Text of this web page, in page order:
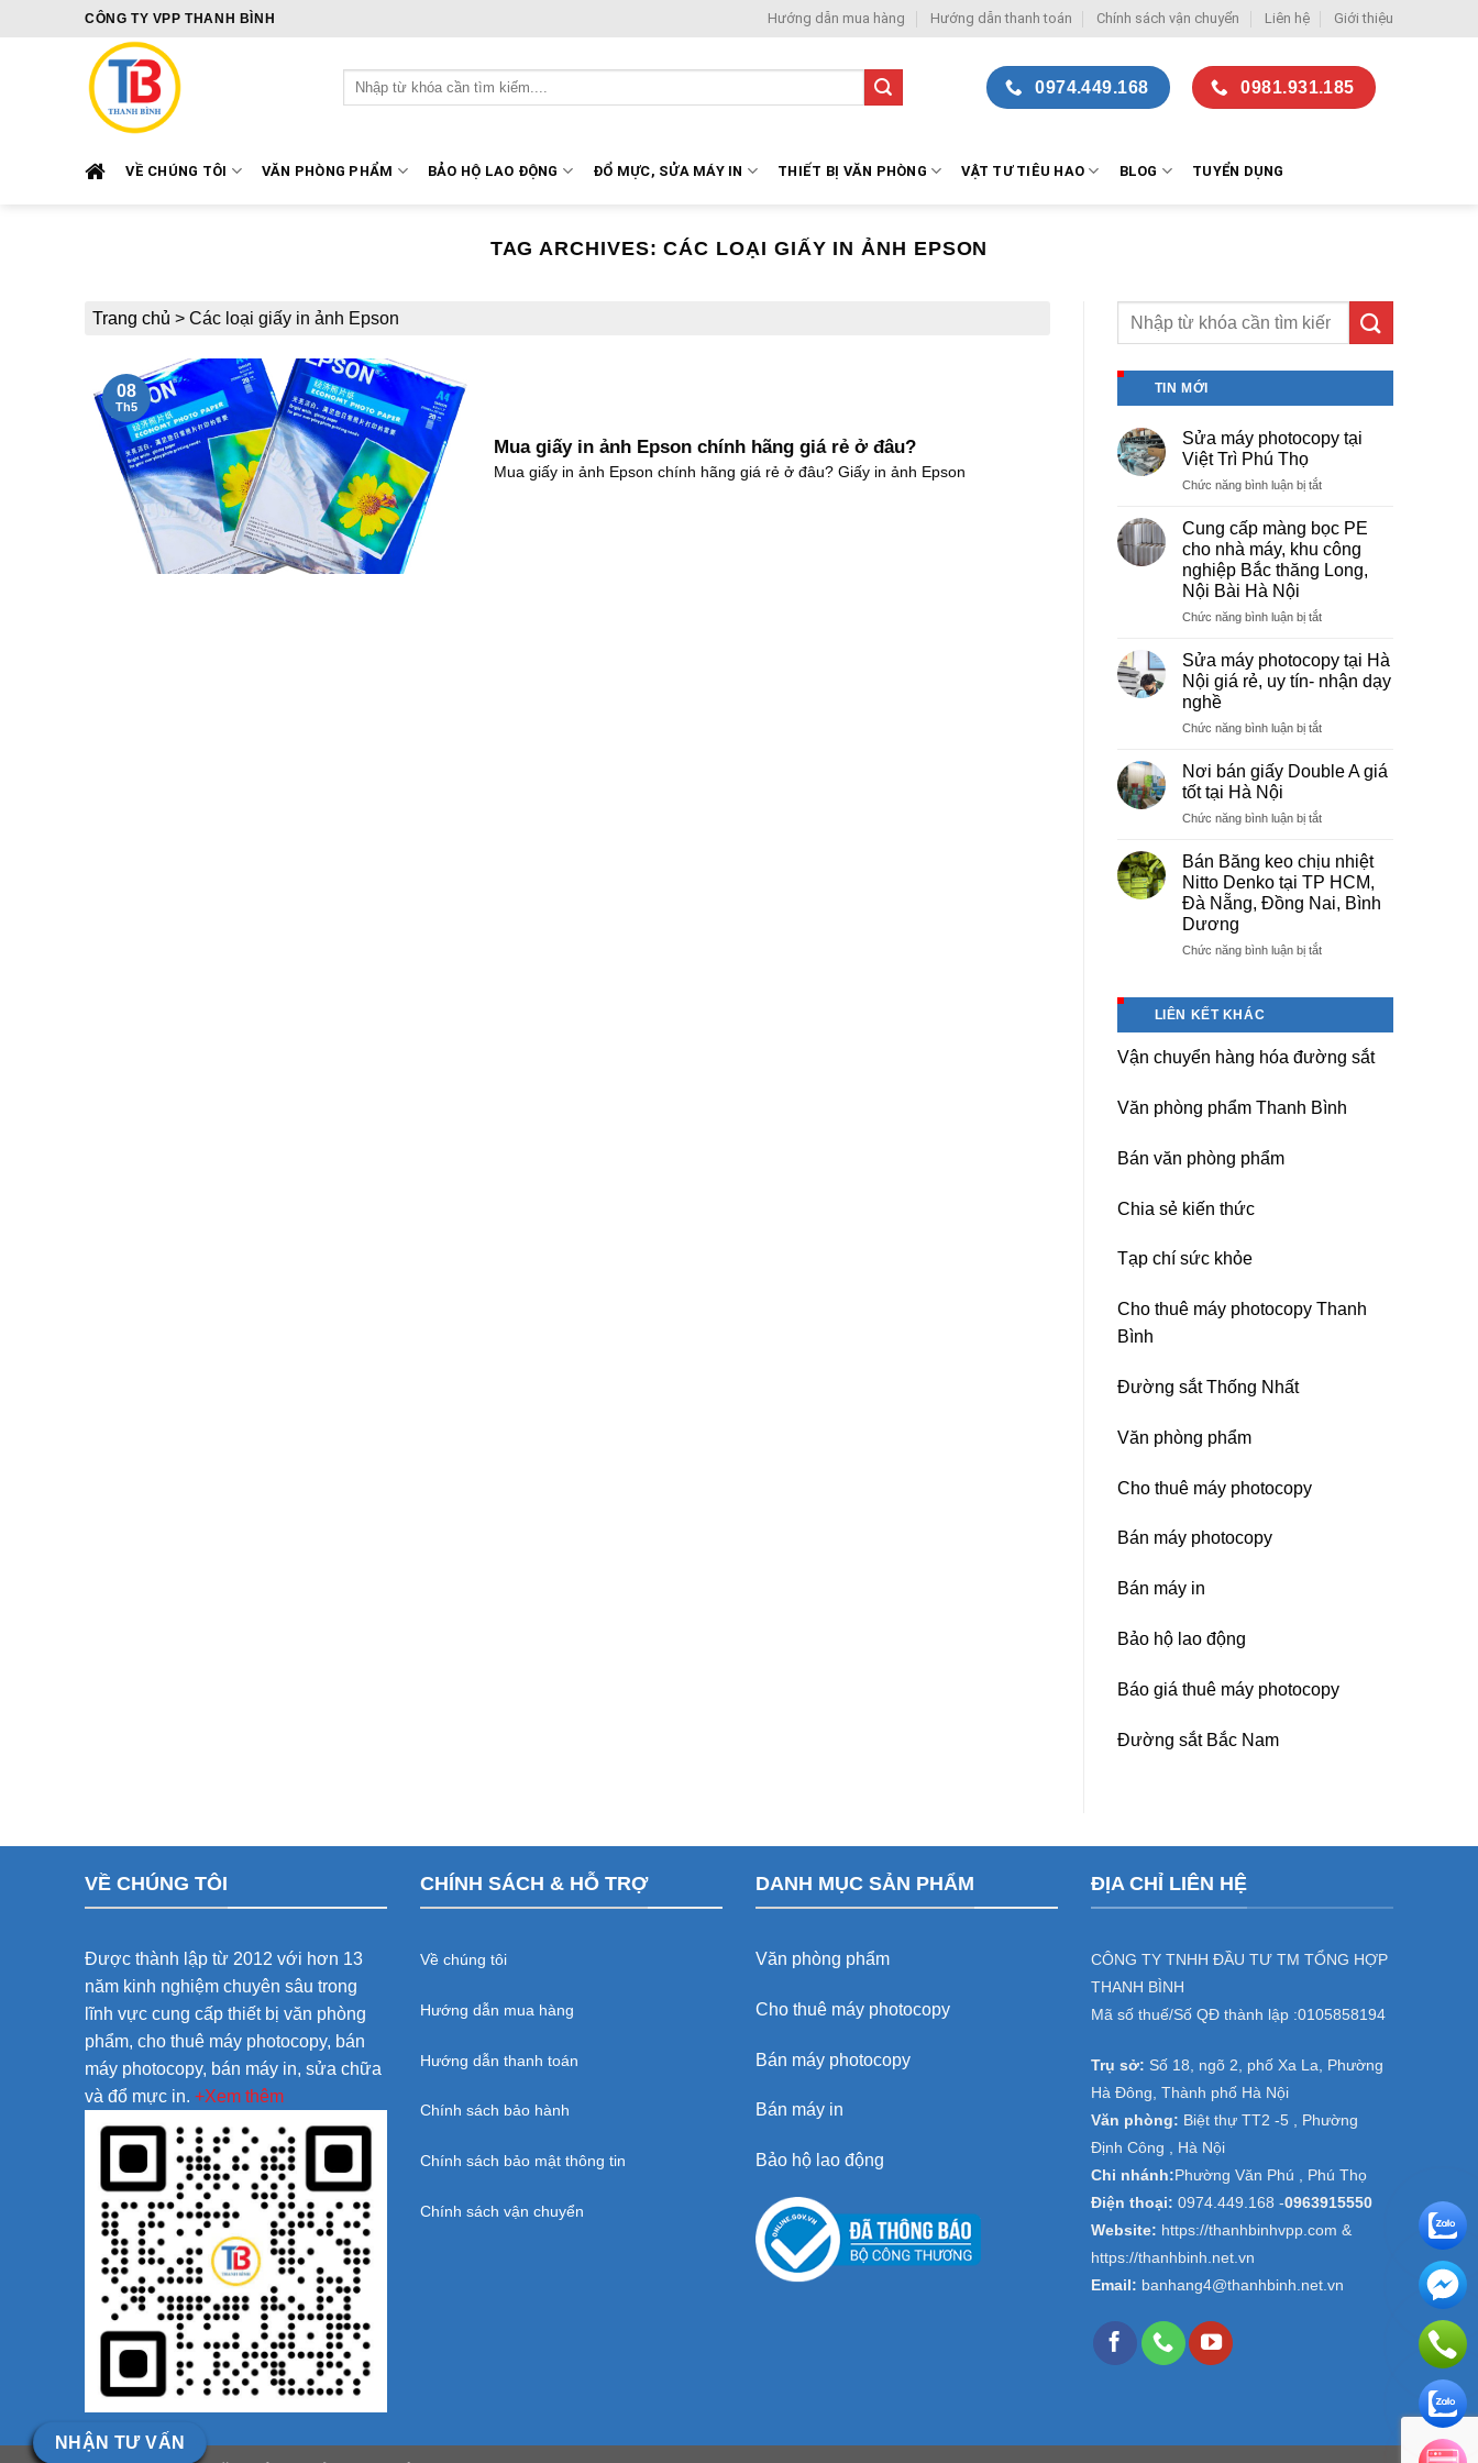
CÔNG TY VPP THANH BÌNH Hướng dẫn mua hàng Hướng dẫn thanh toán Chính sách vận chuyển Liên hệ Giới thiệu
Tìm
kiếm:
0974.449.168 0981.931.185
VỀ CHÚNG TÔI VĂN PHÒNG PHẨM BẢO HỘ LAO ĐỘNG ĐỔ MỰC, SỬA MÁY IN THIẾT BỊ VĂN PHÒNG VẬT TƯ TIÊU HAO BLOG TUYỂN DỤNG
TAG ARCHIVES:CÁC LOẠI GIẤY IN ẢNH EPSON
Trang chủ > Các loại giấy in ảnh Epson
Mua giấy in ảnh Epson chính hãng giá rẻ ở đâu?
Mua giấy in ảnh Epson chính hãng giá rẻ ở đâu? Giấy in ảnh Epson
08
Th5
TIN MỚI
Sửa máy photocopy tại
Việt Trì Phú Thọ
Chức năng bình luận bị tắtở
photocopy
tại
Việt
Phú
Cung cấp màng bọc PE
cho nhà máy, khu công
nghiệp Bắc thăng Long,
Nội Bài Hà Nội
Chức năng bình luận bị tắtở
màng
bọc
cho
máy,
nghiệp
thăng
Long,
Nội
Nội
Sửa máy photocopy tại Hà
Nội giá rẻ, uy tín- nhận dạy
nghề
Chức năng bình luận bị tắtở
máy
photocopy
Hà
giá
rẻ,
uy
tín-
dạy
Nơi bán giấy Double A giá
tốt tại Hà Nội
Chức năng bình luận bị tắtở
giấy
Double
A
tốt
Bán Băng keo chịu nhiệt
Nitto Denko tại TP HCM,
Đà Nẵng, Đồng Nai, Bình
Dương
Chức năng bình luận bị tắtở
Nitto
tại
TP
LIÊN KẾT KHÁC
Vận chuyển hàng hóa đường sắt
Văn phòng phẩm Thanh Bình
Bán văn phòng phẩm
Chia sẻ kiến thức
Tạp chí sức khỏe
Cho thuê máy photocopy Thanh
Bình
Đường sắt Thống Nhất
Văn phòng phẩm
Cho thuê máy photocopy
Bán máy photocopy
Bán máy in
Bảo hộ lao động
Báo giá thuê máy photocopy
Đường sắt Bắc Nam
VỀ CHÚNG TÔI
Được thành lập từ 2012 với hơn 13
năm kinh nghiệm chuyên sâu trong
lĩnh vực cung cấp thiết bị văn phòng
phẩm, cho thuê máy photocopy, bán
máy photocopy, bán máy in, sửa chữa
và đổ mực in. +Xem thêm
CHÍNH SÁCH & HỖ TRỢ
Về chúng tôi
Hướng dẫn mua hàng
Hướng dẫn thanh toán
Chính sách bảo hành
Chính sách bảo mật thông tin
Chính sách vận chuyển
DANH MỤC SẢN PHẨM
Văn phòng phẩm
Cho thuê máy photocopy
Bán máy photocopy
Bán máy in
Bảo hộ lao động
ĐỊA CHỈ LIÊN HỆ
CÔNG TY TNHH ĐẦU TƯ TM TỔNG HỢP
THANH BÌNH
Mã số thuế/Số QĐ thành lập :0105858194
Trụ sở: Số 18, ngõ 2, phố Xa La, Phường
Hà Đông, Thành phố Hà Nội
Văn phòng: Biệt thự TT2 -5 , Phường
Định Công , Hà Nội
Chi nhánh: Phường Văn Phú , Phú Thọ
Điện thoại: 0974.449.168 -0963915550
Website: https://thanhbinhvpp.com &
https://thanhbinh.net.vn
Email: banhang4@thanhbinh.net.vn
NHẬN TƯ VẤN